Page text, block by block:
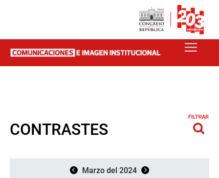
CONTRASTES
FILTRAR
Marzo del 2024